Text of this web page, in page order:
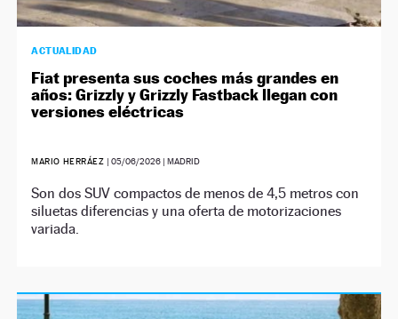
ACTUALIDAD
Fiat presenta sus coches más grandes en
años: Grizzly y Grizzly Fastback llegan con
versiones eléctricas
MARIO HERRÁEZ |05/06/2026 | MADRID
Son dos SUV compactos de menos de 4,5 metros con
siluetas diferencias y una oferta de motorizaciones
variada.